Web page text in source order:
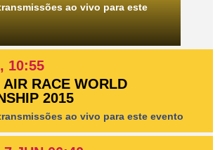
ao vivo para este
10:55
RACE WORLD
2015
ao vivo para este evento